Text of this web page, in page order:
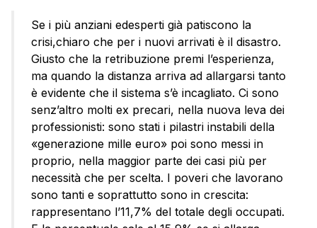
Se i più anziani edesperti già patiscono la
crisi,chiaro che per i nuovi arrivati è il disastro.
Giusto che la retribuzione premi l’esperienza,
ma quando la distanza arriva ad allargarsi tanto
è evidente che il sistema s’è incagliato. Ci sono
senz’altro molti ex precari, nella nuova leva dei
professionisti: sono stati i pilastri instabili della
«generazione mille euro» poi sono messi in
proprio, nella maggior parte dei casi più per
necessità che per scelta. I poveri che lavorano
sono tanti e soprattutto sono in crescita:
rappresentano l’11,7% del totale degli occupati.